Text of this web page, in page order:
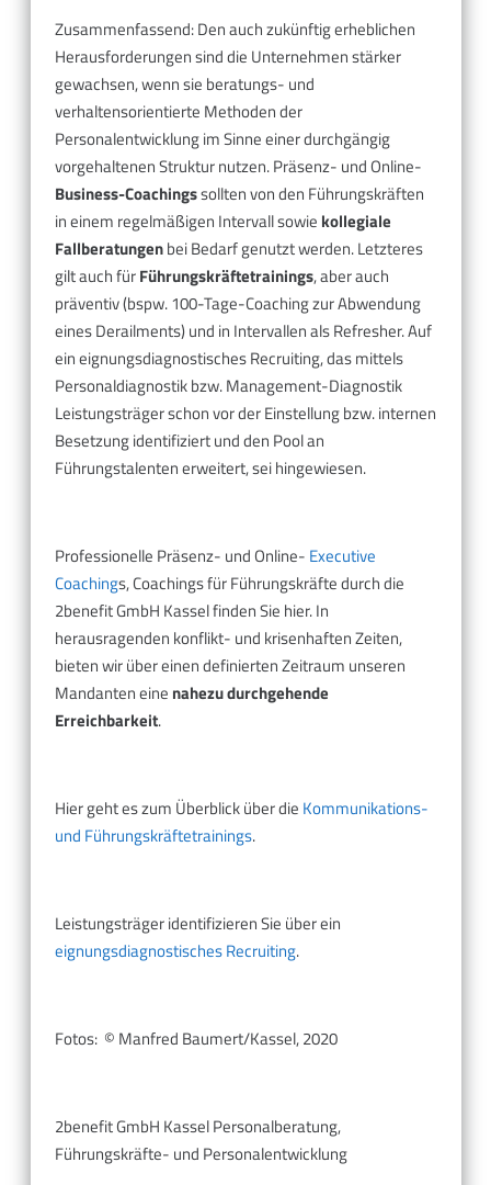
Zusammenfassend: Den auch zukünftig erheblichen
Herausforderungen sind die Unternehmen stärker
gewachsen, wenn sie beratungs- und
verhaltensorientierte Methoden der
Personalentwicklung im Sinne einer durchgängig
vorgehaltenen Struktur nutzen. Präsenz- und Online-
Business-Coachingssollten von den Führungskräften
in einem regelmäßigen Intervall sowie kollegiale
Fallberatungenbei Bedarf genutzt werden. Letzteres
gilt auch fürFührungskräftetrainings, aber auch
präventiv (bspw. 100-Tage-Coaching zur Abwendung
eines Derailments) und in Intervallen als Refresher. Auf
ein eignungsdiagnostisches Recruiting, das mittels
Personaldiagnostik bzw. Management-Diagnostik
Leistungsträger schon vor der Einstellung bzw. internen
Besetzung identifiziert und den Pool an
Führungstalenten erweitert, sei hingewiesen.
Professionelle Präsenz- und Online- Executive
Coachings, Coachings für Führungskräfte durch die
2benefit GmbH Kassel finden Sie hier. In
herausragenden konflikt- und krisenhaften Zeiten,
bieten wir über einen definierten Zeitraum unseren
Mandanten eine nahezu durchgehende
Erreichbarkeit.
Hier geht es zum Überblick über die Kommunikations-
und Führungskräftetrainings.
Leistungsträger identifizieren Sie über ein
eignungsdiagnostisches Recruiting.
Fotos: © Manfred Baumert/Kassel, 2020
2benefit GmbH Kassel Personalberatung,
Führungskräfte- und Personalentwicklung